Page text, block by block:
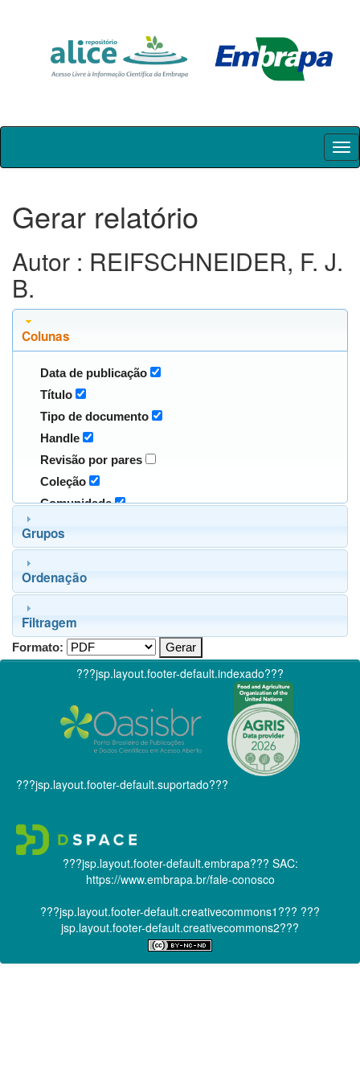
Skip
Gerar relatório
Autor : REIFSCHNEIDER, F. J.
B.
Colunas
Data de publicação
Título
Tipo de documento
Handle
Revisão por pares
Coleção
Comunidade
Grupos
Ordenação
Filtragem
Formato:
???jsp.layout.footer-default.indexado???
???jsp.layout.footer-default.suportado???
???jsp.layout.footer-default.embrapa??? SAC:
https://www.embrapa.br/fale-conosco
???jsp.layout.footer-default.creativecommons1??? ???
jsp.layout.footer-default.creativecommons2???